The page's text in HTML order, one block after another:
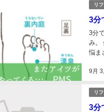
リ
3分
9月
3分
み。
悩ま
リ
3分